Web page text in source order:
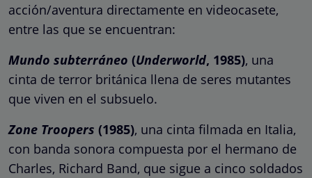
acción/aventura directamente en videocasete,
entre las que se encuentran:
Mundo subterráneo (Underworld, 1985), una
cinta de terror británica llena de seres mutantes
que viven en el subsuelo.
Zone Troopers (1985), una cinta filmada en Italia,
con banda sonora compuesta por el hermano de
Charles, Richard Band, que sigue a cinco soldados